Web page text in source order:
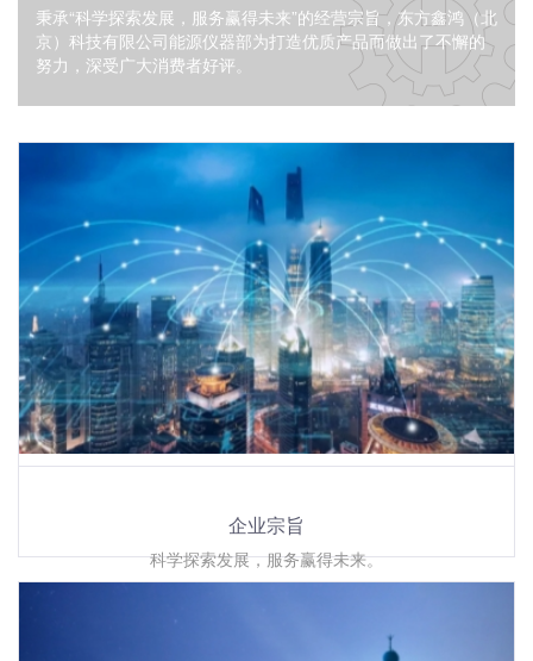
秉承“科学探索发展，服务赢得未来”的经营宗旨，东方鑫鸿（北
京）科技有限公司能源仪器部为打造优质产品而做出了不懈的
努力，深受广大消费者好评。
企业宗旨
科学探索发展，服务赢得未来。